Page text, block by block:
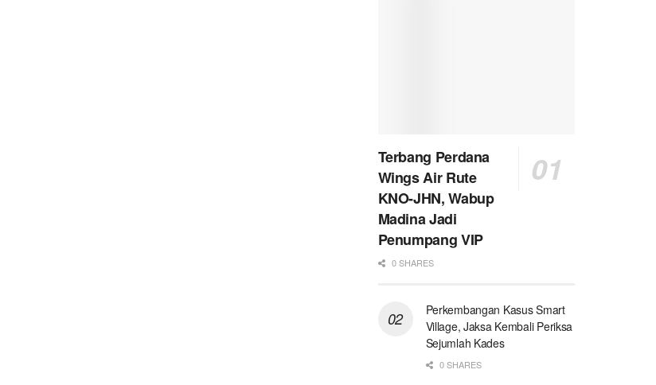
Terbang Perdana
Wings Air Rute
KNO-JHN, Wabup
Madina Jadi
Penumpang VIP
0 SHARES
Perkembangan Kasus Smart
Village, Jaksa Kembali Periksa
Sejumlah Kades
0 SHARES